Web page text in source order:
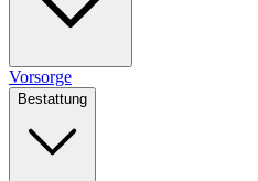
Vorsorge
Bestattung